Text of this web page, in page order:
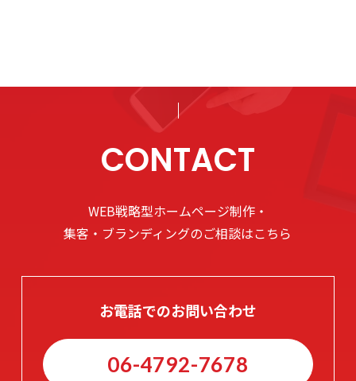
CONTACT
WEB戦略型ホームページ制作・
集客・ブランディングのご相談はこちら
お電話でのお問い合わせ
06-4792-7678